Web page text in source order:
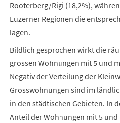
Rooterberg/Rigi (18,2%),
Luzerner Regionen die
lagen.
Bildlich gesprochen wirkt die
grossen Wohnungen mit 5 und
Negativ der Verteilung der
Grosswohnungen sind im
in den städtischen Gebieten. In
Anteil der Wohnungen mit 5